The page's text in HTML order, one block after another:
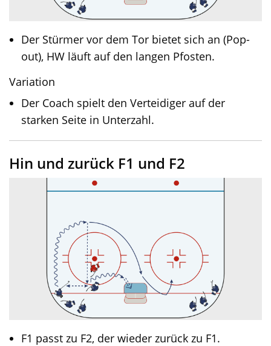
Der Stürmer vor dem Tor bietet sich an (Pop-
out), HW läuft auf den langen Pfosten.
Variation
Der Coach spielt den Verteidiger auf der
starken Seite in Unterzahl.
Hin und zurück F1 und F2
F1 passt zu F2, der wieder zurück zu F1.